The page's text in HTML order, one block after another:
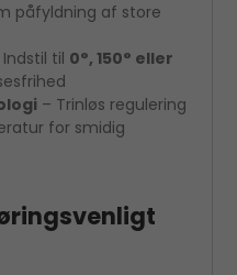
påfyldning af store
Indstil til 0°, 150° eller
– Trinløs regulering
for smidig